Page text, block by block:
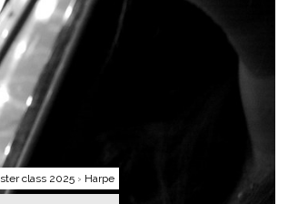
class 2025 › Harpe